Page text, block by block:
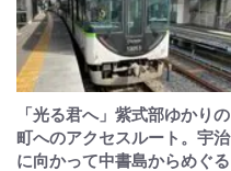
「光る君へ」紫式部ゆかりの
町へのアクセスルート。宇治
に向かって中書島からめぐる